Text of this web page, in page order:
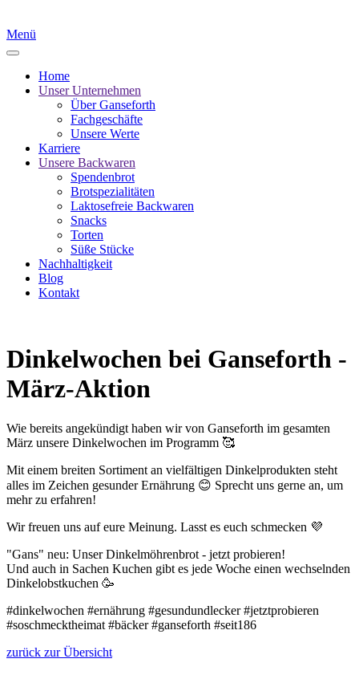
Menü
Home
Unser Unternehmen
Über Ganseforth
Fachgeschäfte
Unsere Werte
Karriere
Unsere Backwaren
Spendenbrot
Brotspezialitäten
Laktosefreie Backwaren
Snacks
Torten
Süße Stücke
Nachhaltigkeit
Blog
Kontakt
Dinkelwochen bei Ganseforth -
März-Aktion
Wie bereits angekündigt haben wir von Ganseforth im gesamten
März unsere Dinkelwochen im Programm 🥰
Mit einem breiten Sortiment an vielfältigen Dinkelprodukten steht
alles im Zeichen gesunder Ernährung 😊 Sprecht uns gerne an, um
mehr zu erfahren!
Wir freuen uns auf eure Meinung. Lasst es euch schmecken 💜
"Gans" neu: Unser Dinkelmöhrenbrot - jetzt probieren!
Und auch in Sachen Kuchen gibt es jede Woche einen wechselnden
Dinkelobstkuchen 🥳
#dinkelwochen #ernährung #gesundundlecker #jetztprobieren
#soschmecktheimat #bäcker #ganseforth #seit186
zurück zur Übersicht